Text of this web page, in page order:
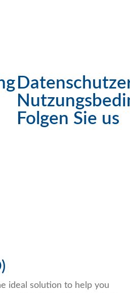
Folgen Sie us
ideal solution to help you